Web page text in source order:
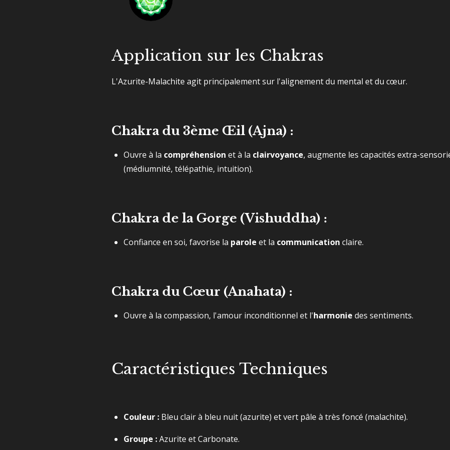
Application sur les Chakras
L'Azurite-Malachite agit principalement sur l'alignement du mental et du cœur.
Chakra du 3ème Œil (Ajna) :
Ouvre à la compréhension et à la clairvoyance, augmente les capacités extra-
(médiumnité, télépathie, intuition).
Chakra de la Gorge (Vishuddha) :
Confiance en soi, favorise la parole et la communication claire.
Chakra du Cœur (Anahata) :
Ouvre à la compassion, l'amour inconditionnel et l'harmonie des sentiments.
Caractéristiques Techniques
Couleur : Bleu clair à bleu nuit (azurite) et vert pâle à très foncé (malachite).
Groupe :Azurite et Carbonate.